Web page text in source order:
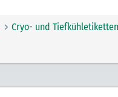
Cryo- und Tiefkühletiketten